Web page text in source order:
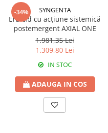
Fungicide
Biostimulatori
Fertilizanți foliari
LEGUMINOASE
Tratament semințe
Biostimulatori
Fertilizanți foliari
Fertilizanți foliari
PIERSIC
Fungicide
Insecticide
Fertilizanți foliari
PLANTE AROMATICE
-34% SYNGENTA
Erbicid cu acțiune sistemică
postemergent AXIAL ONE
1.981,35 Lei
1.309,80 Lei
IN STOC
ADAUGA IN COS